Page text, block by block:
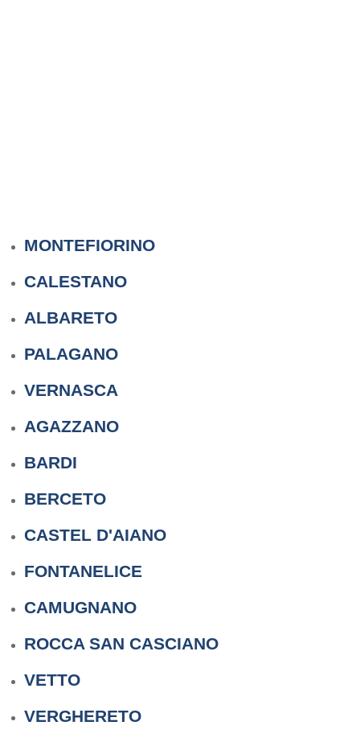
MONTEFIORINO
CALESTANO
ALBARETO
PALAGANO
VERNASCA
AGAZZANO
BARDI
BERCETO
CASTEL D'AIANO
FONTANELICE
CAMUGNANO
ROCCA SAN CASCIANO
VETTO
VERGHERETO